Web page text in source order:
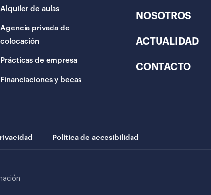
Alquiler de aulas
Agencia privada de
colocación
Prácticas de empresa
Financiaciones y becas
NOSOTROS
ACTUALIDAD
CONTACTO
Política de accesibilidad